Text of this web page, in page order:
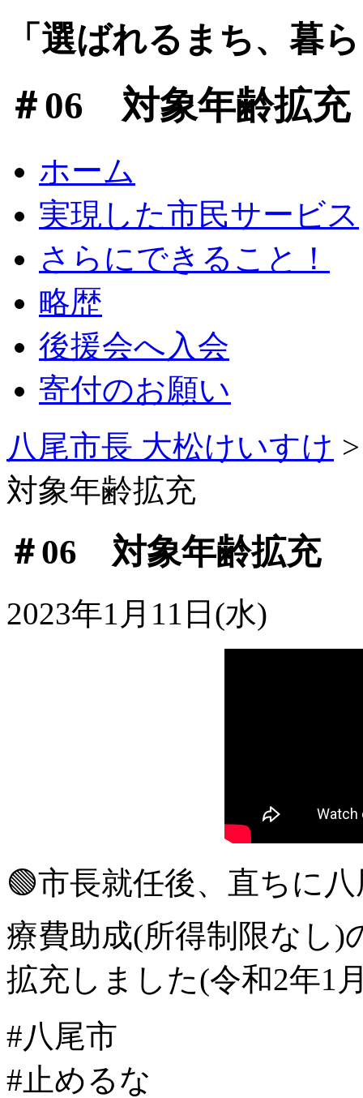
「選ばれるまち、暮
＃06 対象年齢拡充
ホーム
実現した市民サービス
さらにできること！
略歴
後援会へ入会
寄付のお願い
八尾市長 大松けいすけ
対象年齢拡充
＃06 対象年齢拡充
2023年1月11日(水)
🟢市長就任後、直ちに
療費助成(所得制限なし
拡充しました(令和2年1
#八尾市
#止めるな